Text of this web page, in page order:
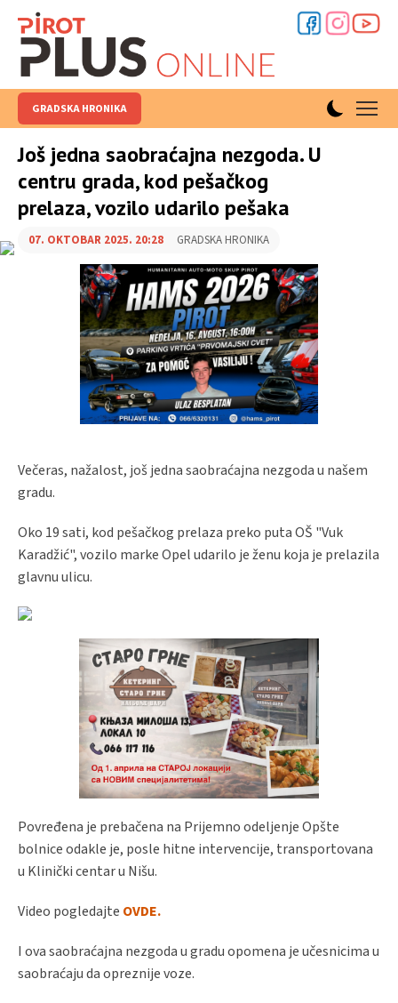
GRADSKA HRONIKA
Još jedna saobraćajna nezgoda. U
centru grada, kod pešačkog
prelaza, vozilo udarilo pešaka
07. OKTOBAR 2025. 20:28 GRADSKA HRONIKA
Večeras, nažalost, još jedna saobraćajna nezgoda u našem
gradu.
Oko 19 sati, kod pešačkog prelaza preko puta OŠ "Vuk
Karadžić", vozilo marke Opel udarilo je ženu koja je prelazila
glavnu ulicu.
Povređena je prebačena na Prijemno odeljenje Opšte
bolnice odakle je, posle hitne intervencije, transportovana
u Klinički centar u Nišu.
Video pogledajte OVDE.
I ova saobraćajna nezgoda u gradu opomena je učesnicima u
saobraćaju da opreznije voze.